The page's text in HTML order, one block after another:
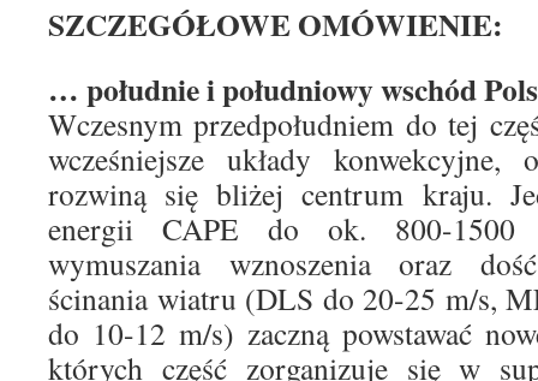
SZCZEGÓŁOWE OMÓWIENIE:
… południe i południowy wschód
Wczesnym przedpołudniem do tej
wcześniejsze układy
rozwiną się bliżej centrum kraju.
energii CAPE do ok. 800-1500
wymuszania wznoszenia oraz
ścinania wiatru (DLS do 20-25 m/s,
do 10-12 m/s) zaczną powstawać
których część zorganizuje się w